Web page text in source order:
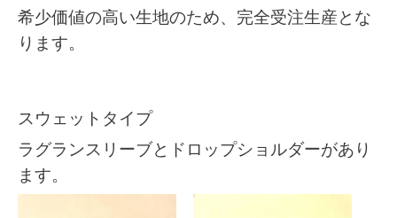
希少価値の高い生地のため、完全受注生産とな
ります。
スウェットタイプ
ラグランスリーブとドロップショルダーがあり
ます。